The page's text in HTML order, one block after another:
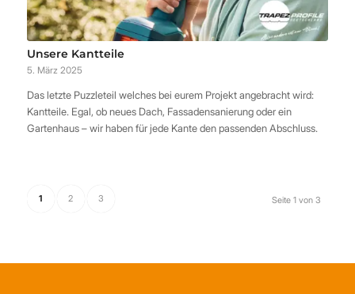
Unsere Kantteile
5. März 2025
Das letzte Puzzleteil welches bei eurem Projekt angebracht wird:
Kantteile. Egal, ob neues Dach, Fassadensanierung oder ein
Gartenhaus – wir haben für jede Kante den passenden Abschluss.
Seite 1 von 3
1 2 3